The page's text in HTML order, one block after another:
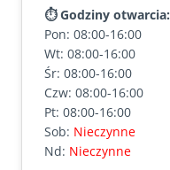
⏱ Godziny otwarcia:
Pon: 08:00-16:00
Wt: 08:00-16:00
Śr: 08:00-16:00
Czw: 08:00-16:00
Pt: 08:00-16:00
Sob: Nieczynne
Nd: Nieczynne